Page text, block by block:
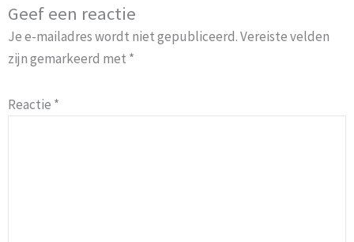
Geef een reactie
Je e-mailadres wordt niet gepubliceerd.Vereiste velden
zijn gemarkeerd met *
Reactie *